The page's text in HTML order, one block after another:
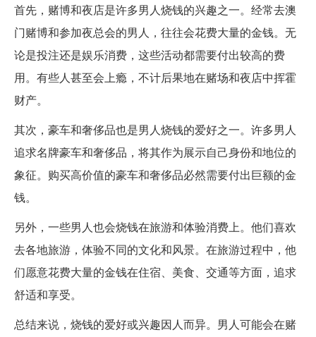
首先，赌博和夜店是许多男人烧钱的兴趣之一。经常去澳
门赌博和参加夜总会的男人，往往会花费大量的金钱。无
论是投注还是娱乐消费，这些活动都需要付出较高的费
用。有些人甚至会上瘾，不计后果地在赌场和夜店中挥霍
财产。
其次，豪车和奢侈品也是男人烧钱的爱好之一。许多男人
追求名牌豪车和奢侈品，将其作为展示自己身份和地位的
象征。购买高价值的豪车和奢侈品必然需要付出巨额的金
钱。
另外，一些男人也会烧钱在旅游和体验消费上。他们喜欢
去各地旅游，体验不同的文化和风景。在旅游过程中，他
们愿意花费大量的金钱在住宿、美食、交通等方面，追求
舒适和享受。
总结来说，烧钱的爱好或兴趣因人而异。男人可能会在赌